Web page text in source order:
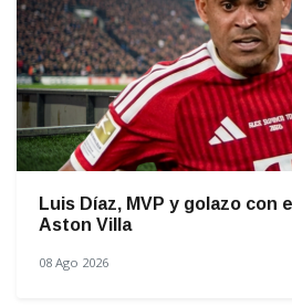
Luis Díaz, MVP y golazo con
Aston Villa
08 Ago 2026